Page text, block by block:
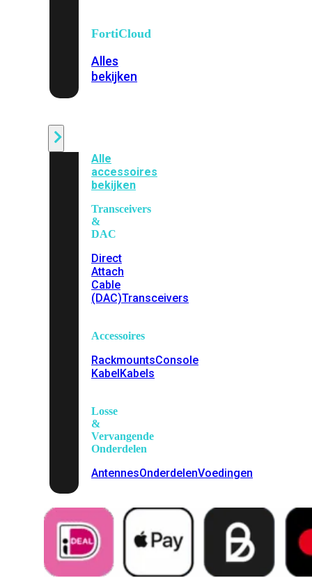
FortiCloud
Alles
bekijken
Alle
accessoires
bekijken
Transceivers
&
DAC
Direct
Attach
Cable
(DAC)Transceivers
Accessoires
RackmountsConsole
KabelKabels
Losse
&
Vervangende
Onderdelen
AntennesOnderdelenVoedingen